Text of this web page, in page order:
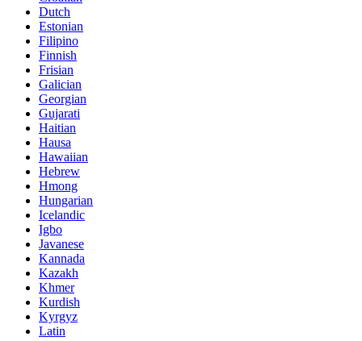
Dutch
Estonian
Filipino
Finnish
Frisian
Galician
Georgian
Gujarati
Haitian
Hausa
Hawaiian
Hebrew
Hmong
Hungarian
Icelandic
Igbo
Javanese
Kannada
Kazakh
Khmer
Kurdish
Kyrgyz
Latin